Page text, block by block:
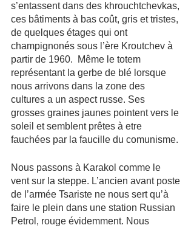
s’entassent dans des khrouchtchevkas,
ces bâtiments à bas coût, gris et tristes,
de quelques étages qui ont
champignonés sous l’ère Kroutchev à
partir de 1960.  Même le totem
représentant la gerbe de blé lorsque
nous arrivons dans la zone des
cultures a un aspect russe. Ses
grosses graines jaunes pointent vers le
soleil et semblent prêtes à etre
fauchées par la faucille du comunisme.
Nous passons à Karakol comme le
vent sur la steppe. L’ancien avant poste
de l’armée Tsariste ne nous sert qu’à
faire le plein dans une station Russian
Petrol, rouge évidemment. Nous